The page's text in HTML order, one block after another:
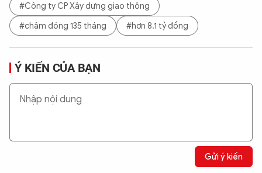
#Công ty CP Xây dựng giao thông
#chậm đóng 135 tháng
#hơn 8.1 tỷ đồng
Ý KIẾN CỦA BẠN
Gửi ý kiến